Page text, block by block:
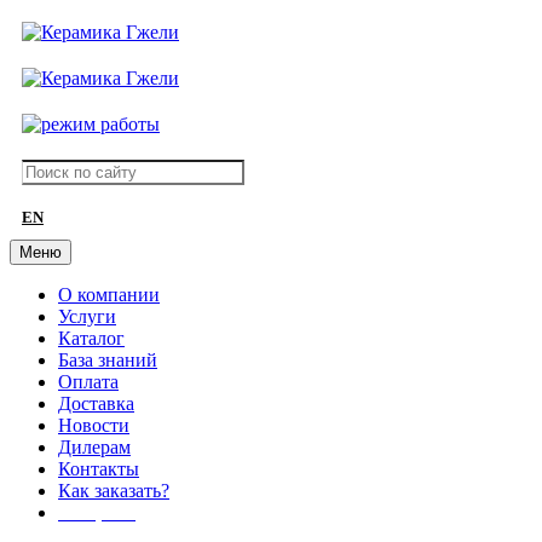
EN
Меню
О компании
Услуги
Каталог
База знаний
Оплата
Доставка
Новости
Дилерам
Контакты
Как заказать?